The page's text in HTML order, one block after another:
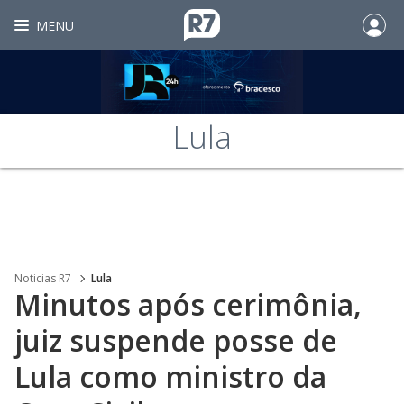
MENU
Lula
Noticias R7 Lula
Minutos após cerimônia,
juiz suspende posse de
Lula como ministro da